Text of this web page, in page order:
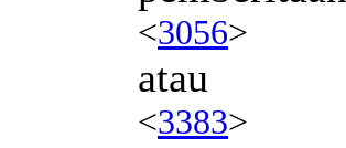
<3056>
atau
<3383>